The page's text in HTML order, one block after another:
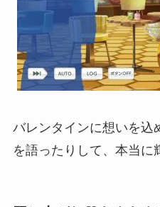
バレンタインに想いを込
を語ったりして、本当に